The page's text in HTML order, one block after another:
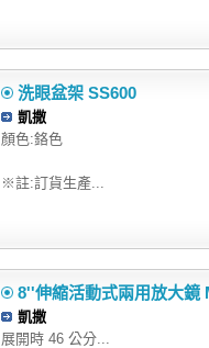
洗眼盆架 SS600
凱撒
顏色:鉻色
※註:訂貨生產...
8''伸縮活動式兩用放大鏡
凱撒
展開時 46 公分...